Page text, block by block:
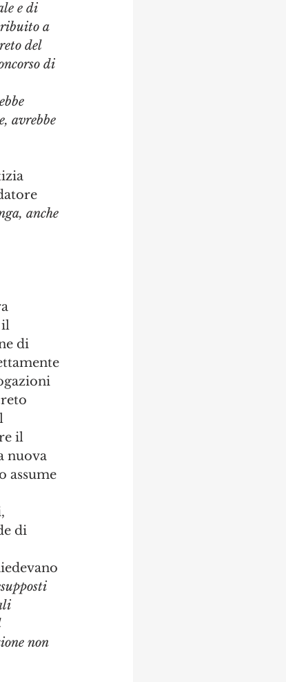
e di
a
del
di
avrebbe
anche
il
di
il
nuova
assume
di
non